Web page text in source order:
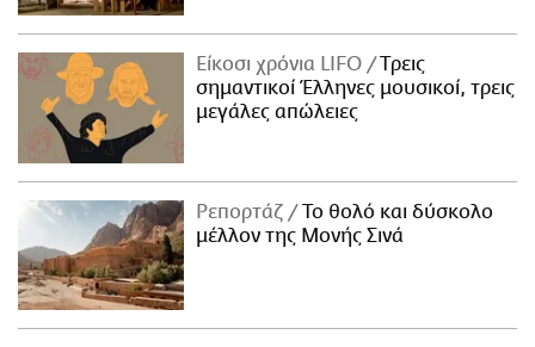
Είκοσι χρόνια LIFO
Tρεις
σημαντικοί Έλληνες μουσικοί, τρεις
μεγάλες απώλειες
Ρεπορτάζ
Το θολό και δύσκολο
μέλλον της Μονής Σινά